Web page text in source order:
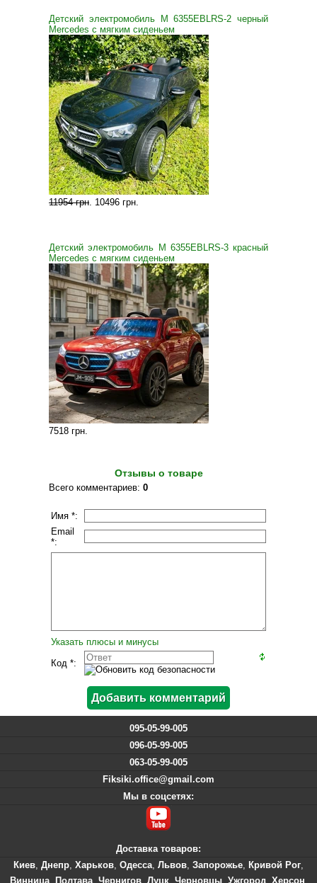
Детский электромобиль M 6355EBLRS-2 черный
Mercedes с мягким сиденьем
11954 грн. 10496 грн.
Детский электромобиль M 6355EBLRS-3 красный
Mercedes с мягким сиденьем
7518 грн.
Отзывы о товаре
Всего комментариев: 0
Имя *:
Email
*:
Указать плюсы и минусы
Код *:
095-05-99-005
096-05-99-005
063-05-99-005
Fiksiki.office@gmail.com
Мы в соцсетях:
Доставка товаров:
Киев, Днепр, Харьков, Одесса, Львов, Запорожье, Кривой Рог,
Винница, Полтава, Чернигов, Луцк, Черновцы, Ужгород, Херсон